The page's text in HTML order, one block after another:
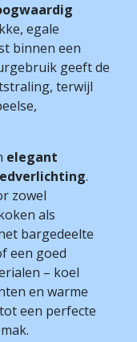
egale
binnen een
geeft de
terwijl
elegant
.
zowel
als
bargedeelte
een goed
– koel
en warme
een perfecte